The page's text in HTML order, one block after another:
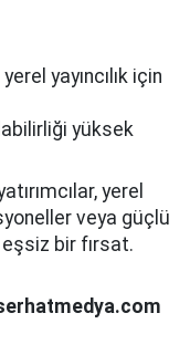
yayıncılık için
yüksek
yerel
veya güçlü
bir fırsat.